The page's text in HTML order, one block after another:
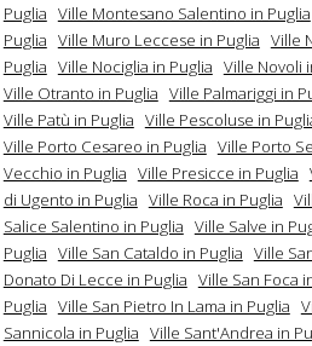
Puglia Ville Montesano Salentino in Puglia
Puglia Ville Muro Leccese in Puglia Ville
Puglia Ville Nociglia in Puglia Ville Novoli
Ville Otranto in Puglia Ville Palmariggi in
Ville Patù in Puglia Ville Pescoluse in
Ville Porto Cesareo in Puglia Ville Porto
Vecchio in Puglia Ville Presicce in Puglia
di Ugento in Puglia Ville Roca in Puglia
Salice Salentino in Puglia Ville Salve in
Puglia Ville San Cataldo in Puglia Ville
Donato Di Lecce in Puglia Ville San Foca
Puglia Ville San Pietro In Lama in Puglia
Sannicola in Puglia Ville Sant'Andrea in